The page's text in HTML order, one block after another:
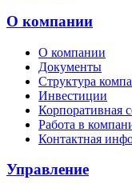
О компании
О компании
Документы
Структура
Инвестиции
Корпоративная
Работа в
Контактная
Управление